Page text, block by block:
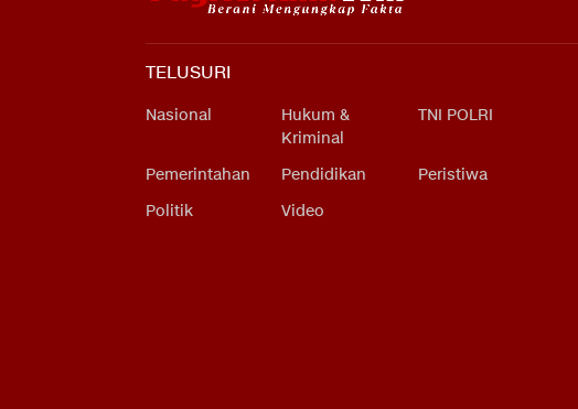
TELUSURI
Nasional
Hukum &
Kriminal
TNI POLRI
Pemerintahan Pendidikan
Peristiwa
Politik
Video